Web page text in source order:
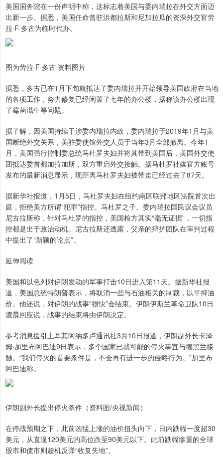
美国国务院在一份声明中称，这标志着美国与委内瑞拉在外交方面迈
出新一步。据悉，美国任命曾驻洪都拉斯和尼加拉瓜的资深外交官劳
拉·F·多古为临时代办。
图为劳拉·F·多古 资料图片
据悉，多古已在1月下旬就抵达了委内瑞拉并开始领导美国政府在当地
的各项工作，努力修复已经闲置了七年的办公楼，据称该办公楼出现
了霉菌滋生等问题。
据了解，因美国持续干涉委内瑞拉内政，委内瑞拉于2019年1月与美
国断绝外交关系，美驻委使馆外交人员于当年3月全部撤离。今年1
月，美国强行控制委总统马杜罗夫妇并将其带到美国后，美国外交使
团抵达委首都加拉加斯，双方重启外交接触。据马杜罗社媒官方账号
发布的最新消息显示，现距离马杜罗夫妇被带走已经过去了87天。
据新华社报道，1月5日，马杜罗夫妇在纽约南区联邦地区法院首次出
庭，拒绝美方所谓“犯罪”指控。马杜罗之子、委内瑞拉国民议会议员
尼古拉斯称，针对马杜罗的指控，美国检方其实“毫无证据”，一切指
控都是出于政治动机。尼古拉斯还透露，父亲的辩护团队在审判过程
中提出了“新颖的论点”。
延伸阅读
美国和以色列对伊朗发动的军事打击10日进入第11天。据新华社报
道，美国总统特朗普表示，将取消一些与石油相关的制裁，以平抑油
价。他还说，对伊朗的战事“很快”会结束。伊朗伊斯兰革命卫队10日
凌晨回应说，战事的结束将由伊朗决定。
参考消息援引土耳其阿纳多卢通讯社3月10日报道，伊朗副外长卡泽
姆·加里布阿巴迪9日表示，多个国家已就可能的停火事宜与德黑兰接
触。“我们停火的首要条件是，不会再有进一步的侵略行为。”加里布
阿巴迪称。
伊朗副外长提出停火条件（资料图/央视新闻）
在停战预期之下，此前凶猛上涨的油价扭头向下，日内跌幅一度超30
美元，从直逼120美元的高位跌至90美元以下。此前跌幅惨重的全球
股市和债市则趁机反弹“收复失地”。